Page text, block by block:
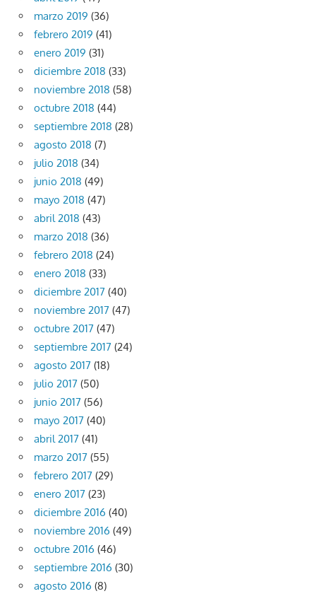
marzo 2019 (36)
febrero 2019 (41)
enero 2019 (31)
diciembre 2018 (33)
noviembre 2018 (58)
octubre 2018 (44)
septiembre 2018 (28)
agosto 2018 (7)
julio 2018 (34)
junio 2018 (49)
mayo 2018 (47)
abril 2018 (43)
marzo 2018 (36)
febrero 2018 (24)
enero 2018 (33)
diciembre 2017 (40)
noviembre 2017 (47)
octubre 2017 (47)
septiembre 2017 (24)
agosto 2017 (18)
julio 2017 (50)
junio 2017 (56)
mayo 2017 (40)
abril 2017 (41)
marzo 2017 (55)
febrero 2017 (29)
enero 2017 (23)
diciembre 2016 (40)
noviembre 2016 (49)
octubre 2016 (46)
septiembre 2016 (30)
agosto 2016 (8)